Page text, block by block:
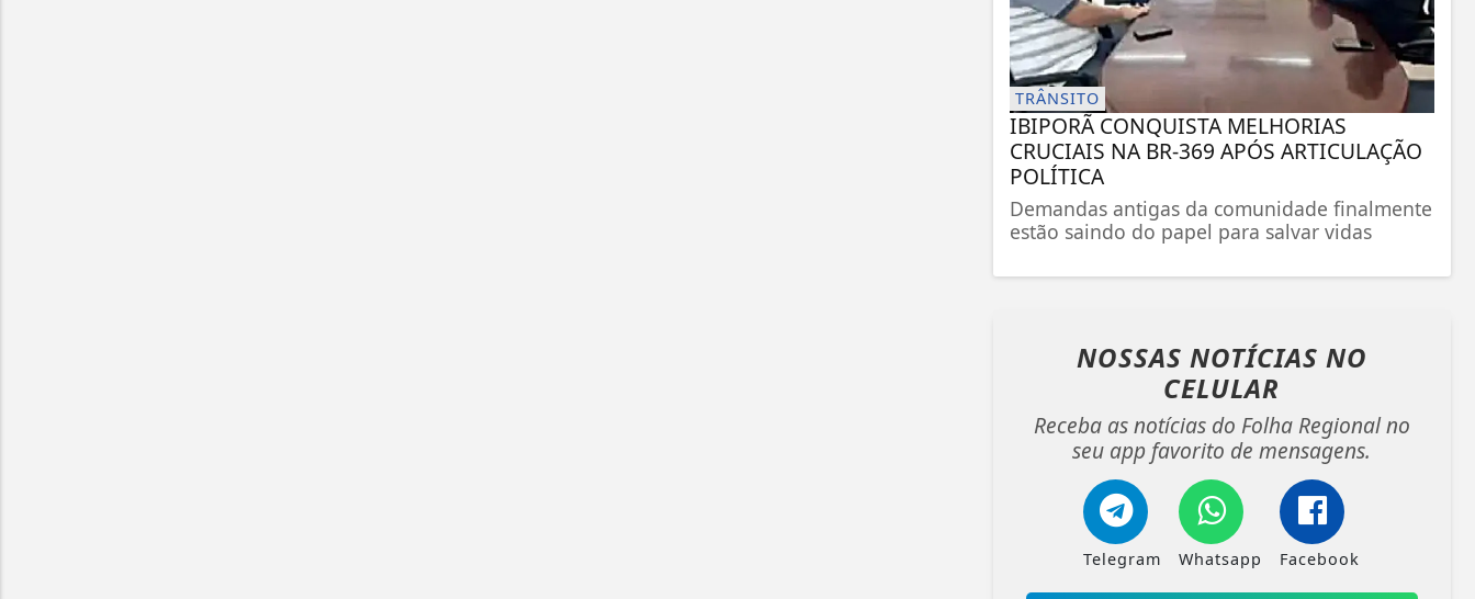
TRÂNSITO
IBIPORÃ CONQUISTA MELHORIAS
CRUCIAIS NA BR-369 APÓS ARTICULAÇÃO
POLÍTICA
Demandas antigas da comunidade finalmente
estão saindo do papel para salvar vidas
NOSSAS NOTÍCIAS NO
CELULAR
Receba as notícias do Folha Regional no
seu app favorito de mensagens.
Telegram Whatsapp Facebook